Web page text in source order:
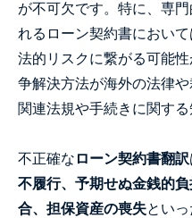
が不可欠です。特に、専
れるローン契約書におい
法的リスクに繋がる可能
争解決方法が海外の法律
関連法規や手続きに関す
不正確な ローン契約書翻訳
不履行、予期せぬ金銭的
合、担保資産の喪失とい